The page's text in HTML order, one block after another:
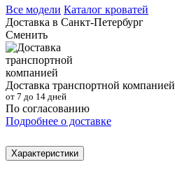
Все модели Каталог кроватей
Доставка в Санкт-Петербург
Сменить
Доставка транспортной компанией
от 7 до 14 дней
По согласованию
Подробнее о доставке
Характеристики